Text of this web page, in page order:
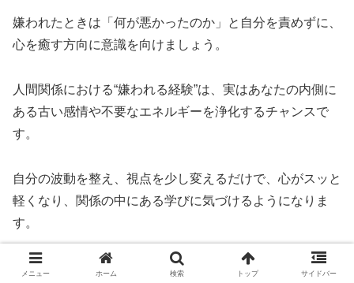
嫌われたときは「何が悪かったのか」と自分を責めずに、
心を癒す方向に意識を向けましょう。
人間関係における“嫌われる経験”は、実はあなたの内側に
ある古い感情や不要なエネルギーを浄化するチャンスで
す。
自分の波動を整え、視点を少し変えるだけで、心がスッと
軽くなり、関係の中にある学びに気づけるようになりま
す。
ここでは、スピリチュアル的に優しく実践できる心の整え
メニュー ホーム 検索 トップ サイドバー